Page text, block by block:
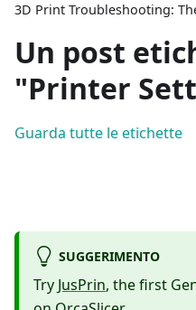
Un post
"Printer
Guarda tutte le etichette
SUGGERIMENTO
Try JusPrin, the first